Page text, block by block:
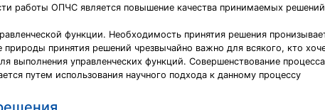
работы ОПЧС является повышение качества принимаемых
функции. Необходимость принятия решения
принятия решений чрезвычайно важно для всякого, кто
выполнения управленческих функций. Совершенствование
путем использования научного подхода к данному процессу